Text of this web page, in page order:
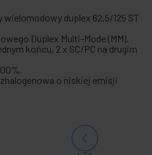
duplex 62,5/125 ST
Duplex Multi-Mode (MM).
końcu, 2 x SC/PC na drugim
o niskiej emisji